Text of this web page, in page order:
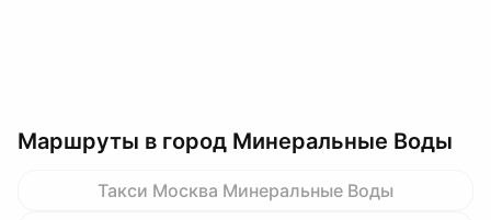
Маршруты в город Минеральные Воды
Такси Москва Минеральные Воды